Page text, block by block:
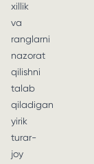
xillik
va
ranglarni
nazorat
qilishni
talab
qiladigan
yirik
turar-
joy